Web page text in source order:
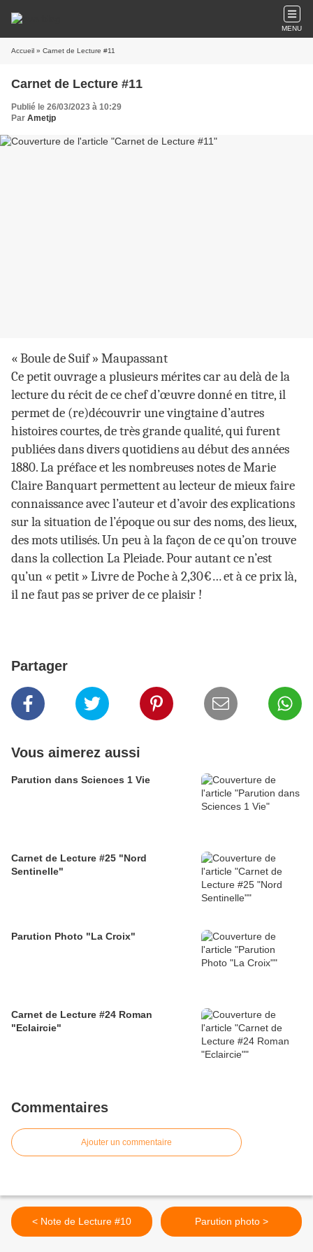
MENU
Accueil » Carnet de Lecture #11
Carnet de Lecture #11
Publié le 26/03/2023 à 10:29
Par Ametjp
« Boule de Suif » Maupassant
Ce petit ouvrage a plusieurs mérites car au delà de la
lecture du récit de ce chef d’œuvre donné en titre, il
permet de (re)découvrir une vingtaine d’autres
histoires courtes, de très grande qualité, qui furent
publiées dans divers quotidiens au début des années
1880. La préface et les nombreuses notes de Marie
Claire Banquart permettent au lecteur de mieux faire
connaissance avec l’auteur et d’avoir des explications
sur la situation de l’époque ou sur des noms, des lieux,
des mots utilisés. Un peu à la façon de ce qu’on trouve
dans la collection La Pleiade. Pour autant ce n’est
qu’un « petit » Livre de Poche à 2,30€… et à ce prix là,
il ne faut pas se priver de ce plaisir !
Partager
Vous aimerez aussi
Parution dans Sciences 1 Vie
Carnet de Lecture #25 "Nord
Sentinelle"
Parution Photo "La Croix"
Carnet de Lecture #24 Roman
"Eclaircie"
Commentaires
Ajouter un commentaire
< Note de Lecture #10 Parution photo >